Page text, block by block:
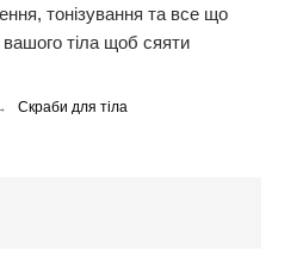
тонізування та все що
вашого тіла щоб сяяти
Скраби для тіла